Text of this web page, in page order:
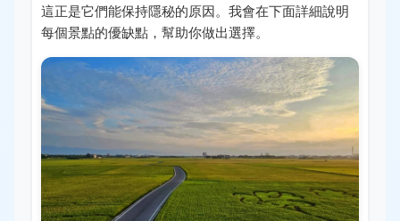
這正是它們能保持隱秘的原因。我會在下面詳細說明
每個景點的優缺點，幫助你做出選擇。